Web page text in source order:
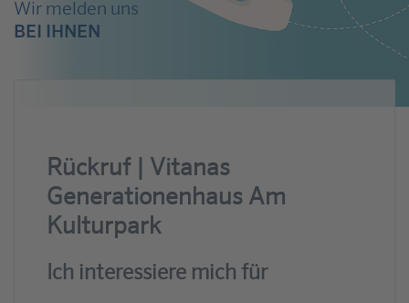
Wir melden uns
BEI IHNEN
Rückruf | Vitanas
Generationenhaus Am
Kulturpark
Ich interessiere mich für